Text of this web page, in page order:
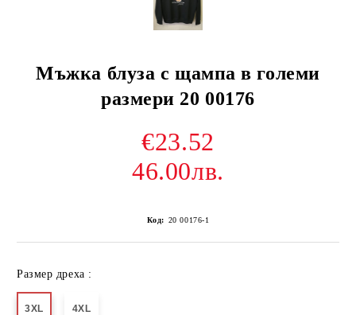
Мъжка блуза с щампа в големи
размери 20 00176
€23.52
46.00лв.
Код: 20 00176-1
Размер дреха :
3XL 4XL